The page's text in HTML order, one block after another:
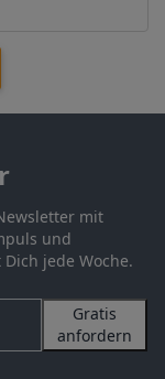
mit
und
jede Woche.
Gratis
anfordern